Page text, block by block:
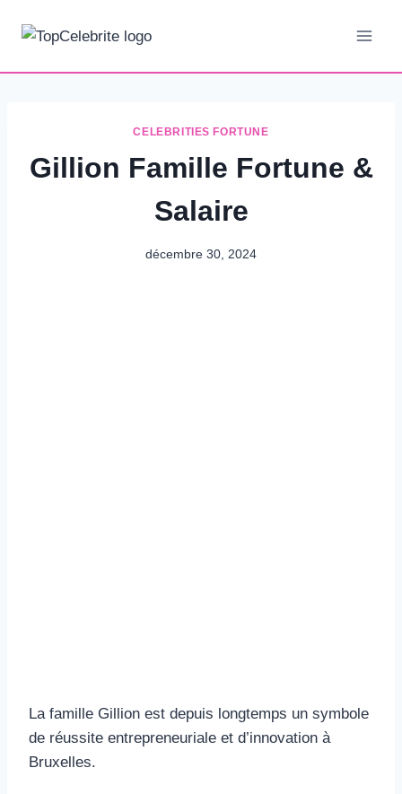
CELEBRITIES FORTUNE
Gillion Famille Fortune &
Salaire
décembre 30, 2024
La famille Gillion est depuis longtemps un symbole
de réussite entrepreneuriale et d’innovation à
Bruxelles.